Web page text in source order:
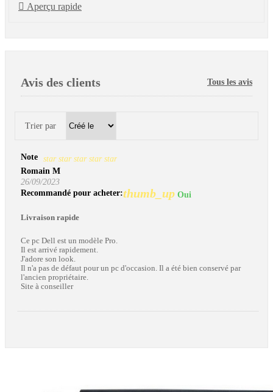
 Aperçu rapide
Avis des clients Tous les avis
Trier par
Note star star star star star
Romain M
26/09/2023
Recommandé pour acheter:thumb_up Oui
Livraison rapide
Ce pc Dell est un modèle Pro.
Il est arrivé rapidement.
J'adore son look.
Il n'a pas de défaut pour un pc d'occasion. Il a été bien conservé par
l'ancien propriétaire.
Site à conseiller